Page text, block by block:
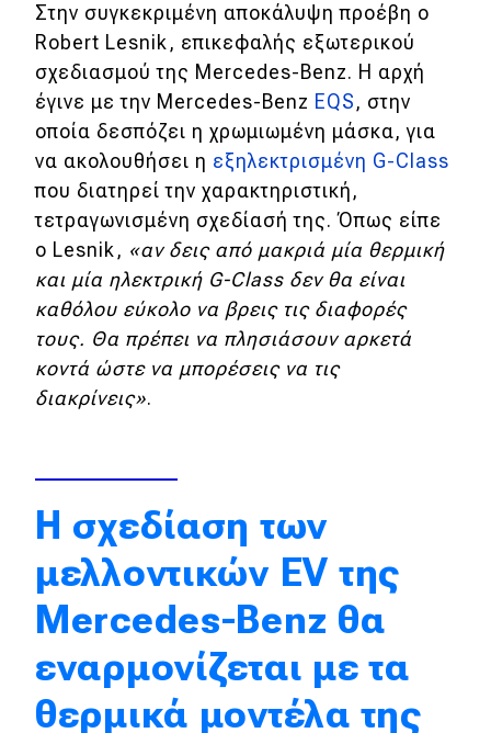
Πρωτότυπα
Ελλάδα
Κόσμος
Τεχνολογία
Ασφάλεια
Αγορά
Απόψεις
Test Drive
Δοκιμή
Αγώνες
Formula 1
WRC
Motorsport
Στην συγκεκριμένη αποκάλυψη προέβη ο
Robert Lesnik, επικεφαλής εξωτερικού
σχεδιασμού της Mercedes-Benz. Η αρχή
έγινε με την Mercedes-Benz EQS, στην
οποία δεσπόζει η χρωμιωμένη μάσκα, για
να ακολουθήσει η εξηλεκτρισμένη G-Class
που διατηρεί την χαρακτηριστική,
τετραγωνισμένη σχεδίασή της. Όπως είπε
ο Lesnik, «αν δεις από μακριά μία θερμική
και μία ηλεκτρική G-Class δεν θα είναι
καθόλου εύκολο να βρεις τις διαφορές
τους. Θα πρέπει να πλησιάσουν αρκετά
κοντά ώστε να μπορέσεις να τις
διακρίνεις».
Η σχεδίαση των
μελλοντικών EV της
Mercedes-Benz θα
εναρμονίζεται με τα
θερμικά μοντέλα της